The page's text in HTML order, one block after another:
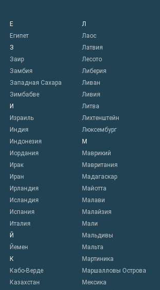
Е
Египет
З
Заир
Замбия
Западная Сахара
Зимбабве
И
Израиль
Индия
Индонезия
Иордания
Ирак
Иран
Ирландия
Исландия
Испания
Италия
Й
Йемен
К
Кабо-Верде
Казахстан
Л
Лаос
Латвия
Лесото
Либерия
Ливан
Ливия
Литва
Лихтенштейн
Люксембург
М
Маврикий
Мавритания
Мадагаскар
Майотта
Малави
Малайзия
Мали
Мальдивы
Мальта
Мартиника
Маршалловы Острова
Мексика